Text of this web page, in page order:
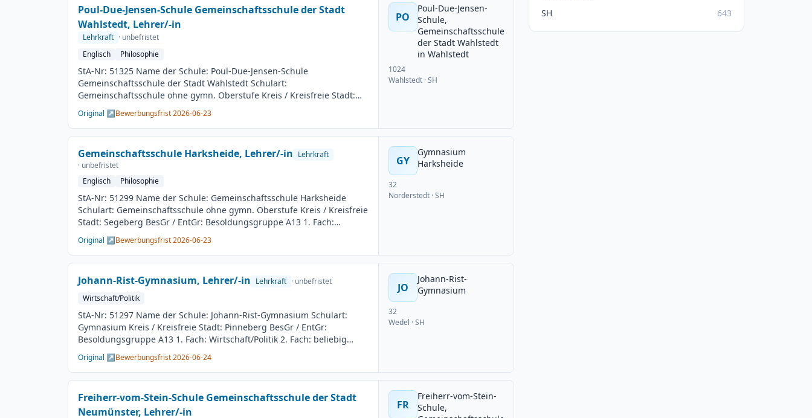
Poul-Due-Jensen-Schule Gemeinschaftsschule der Stadt
Wahlstedt, Lehrer/-in
Lehrkraft · unbefristet
Englisch
Philosophie
StA-Nr: 51325 Name der Schule: Poul-Due-Jensen-Schule
Gemeinschaftsschule der Stadt Wahlstedt Schulart:
Gemeinschaftsschule ohne gymn. Oberstufe Kreis / Kreisfreie Stadt:
Segeberg BesGr / EntGr: Besoldungsgruppe A13 1. Fach: Englisch 2.
Fach: Philosophie Beschäftigungsdauer: Unbefristet Arbeitsumfang:
Teilzeit möglich Besetzungstermin: 01.08.2026 Bewerbungsschluss:
Original ↗Bewerbungsfrist 2026-06-23
PO
Poul-Due-Jensen-
Schule,
Gemeinschaftsschule
der Stadt Wahlstedt
in Wahlstedt
1024
Wahlstedt · SH
Gemeinschaftsschule Harksheide, Lehrer/-in Lehrkraft
· unbefristet
Englisch
Philosophie
StA-Nr: 51299 Name der Schule: Gemeinschaftsschule Harksheide
Schulart: Gemeinschaftsschule ohne gymn. Oberstufe Kreis / Kreisfreie
Stadt: Segeberg BesGr / EntGr: Besoldungsgruppe A13 1. Fach:
Englisch 2. Fach: Philosophie Beschäftigungsdauer: Unbefristet
Arbeitsumfang: Teilzeit möglich Besetzungstermin: 01.08.2026
Bewerbungsschluss: 23.06.2026 Veröffentlichung: 09.06.2026
Original ↗Bewerbungsfrist 2026-06-23
GY
Gymnasium
Harksheide
32
Norderstedt · SH
Johann-Rist-Gymnasium, Lehrer/-in Lehrkraft · unbefristet
Wirtschaft/Politik
StA-Nr: 51297 Name der Schule: Johann-Rist-Gymnasium Schulart:
Gymnasium Kreis / Kreisfreie Stadt: Pinneberg BesGr / EntGr:
Besoldungsgruppe A13 1. Fach: Wirtschaft/Politik 2. Fach: beliebig
Beschäftigungsdauer: Unbefristet Arbeitsumfang: Teilzeit möglich
Besetzungstermin: 01.08.2026 Bewerbungsschluss: 24.06.2026
Veröffentlichung: 09.06.2026
Original ↗Bewerbungsfrist 2026-06-24
JO
Johann-Rist-
Gymnasium
32
Wedel · SH
Freiherr-vom-Stein-Schule Gemeinschaftsschule der Stadt
Neumünster, Lehrer/-in
FR
Freiherr-vom-Stein-
Schule,
SH 643